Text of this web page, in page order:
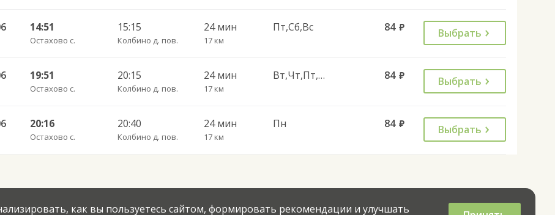
14:51
Остахово с.
15:15
Колбино д. пов.
24 мин
17 км
Пт,Сб,Вс 84 руб. Выбрать
19:51
Остахово с.
20:15
Колбино д. пов.
24 мин
17 км
Вт,Чт,Пт,Вс 84 руб. Выбрать
20:16
Остахово с.
20:40
Колбино д. пов.
24 мин
17 км
Пн 84 руб. Выбрать
как вы пользуетесь сайтом, формировать рекомендации и улучшать